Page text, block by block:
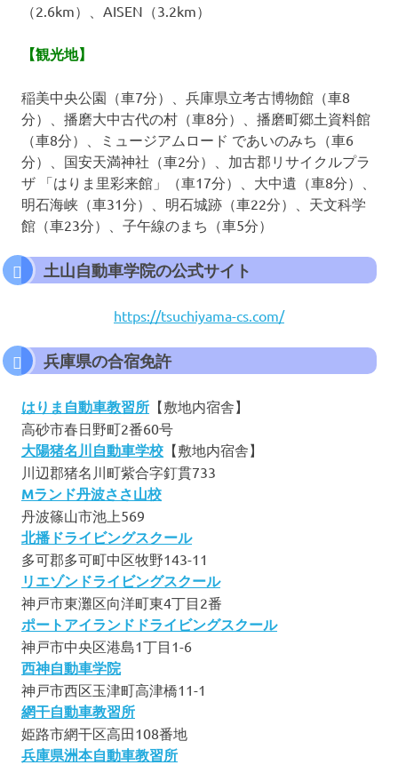
（2.6km）、AISEN（3.2km）
【観光地】
稲美中央公園（車7分）、兵庫県立考古博物館（車8
分）、播磨大中古代の村（車8分）、播磨町郷土資料館
（車8分）、ミュージアムロード であいのみち（車6
分）、国安天満神社（車2分）、加古郡リサイクルプラ
ザ 「はりま里彩来館」（車17分）、大中遺（車8分）、
明石海峡（車31分）、明石城跡（車22分）、天文科学
館（車23分）、子午線のまち（車5分）
土山自動車学院の公式サイト
https://tsuchiyama-cs.com/
兵庫県の合宿免許
はりま自動車教習所 【敷地内宿舎】
高砂市春日野町2番60号
大陽猪名川自動車学校 【敷地内宿舎】
川辺郡猪名川町紫合字釘貫733
Mランド丹波ささ山校
丹波篠山市池上569
北播ドライビングスクール
多可郡多可町中区牧野143-11
リエゾンドライビングスクール
神戸市東灘区向洋町東4丁目2番
ポートアイランドドライビングスクール
神戸市中央区港島1丁目1-6
西神自動車学院
神戸市西区玉津町高津橋11-1
網干自動車教習所
姫路市網干区高田108番地
兵庫県洲本自動車教習所